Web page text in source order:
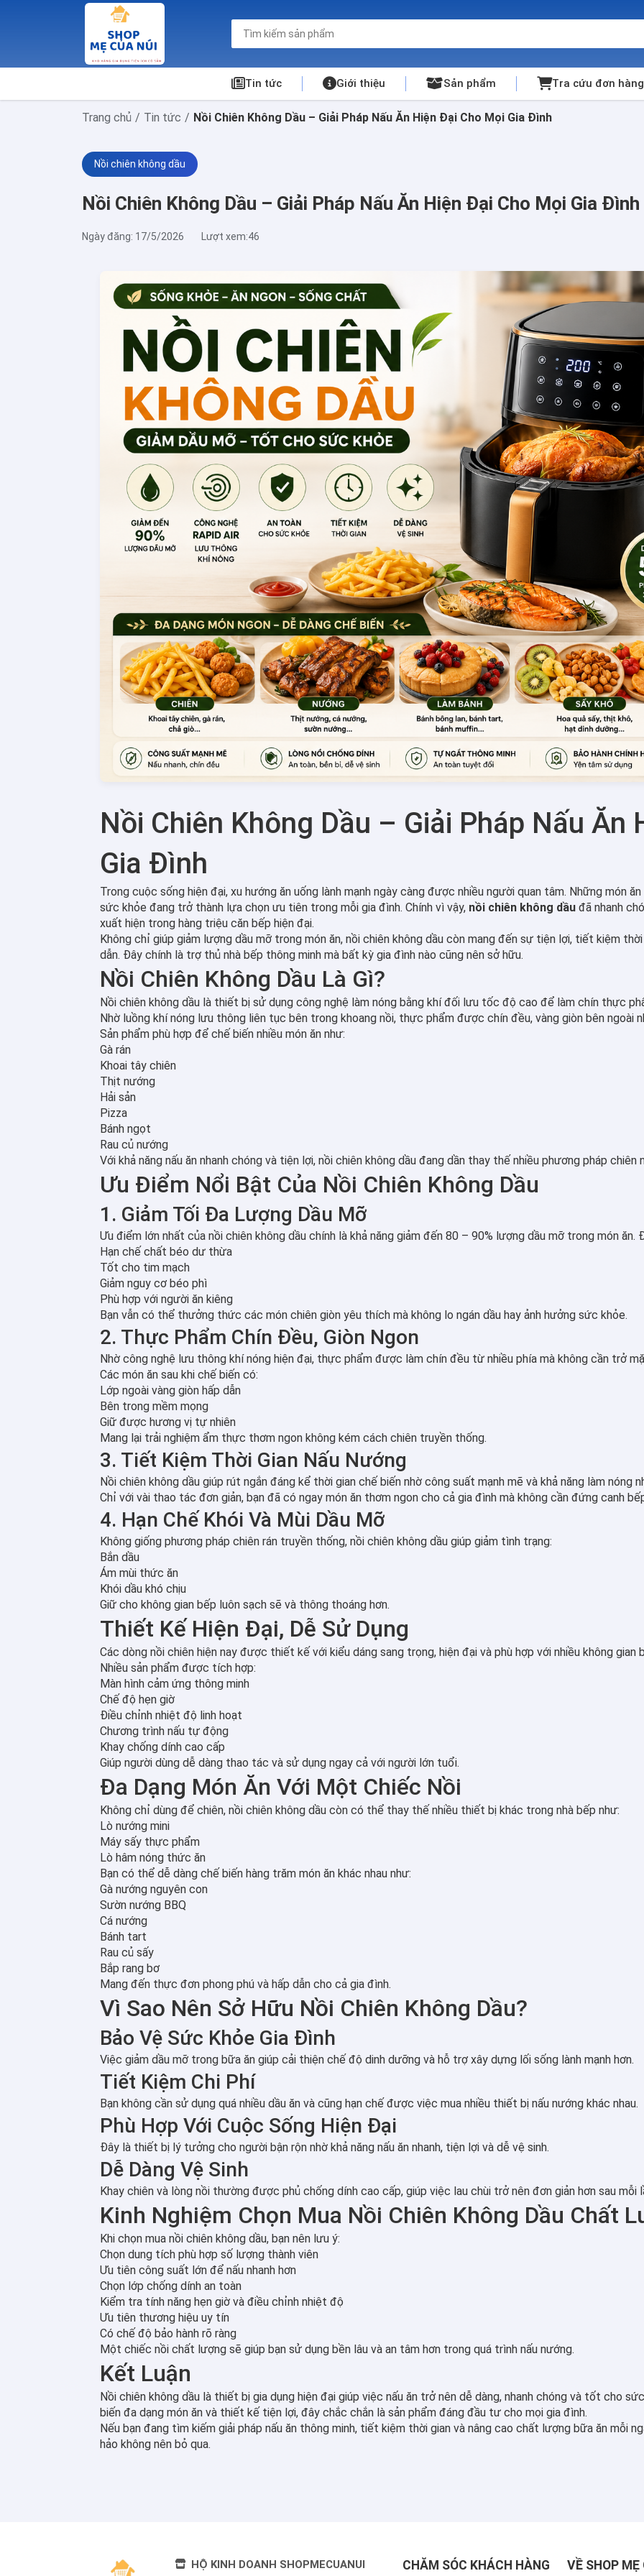
Tin tức Giới thiệu Sản phẩm Tra cứu đơn hàng
Trang chủ Tin tức Nồi Chiên Không Dầu – Giải Pháp Nấu Ăn Hiện Đại Cho Mọi Gia Đình
Nồi chiên không dầu
Nồi Chiên Không Dầu – Giải Pháp Nấu Ăn Hiện Đại Cho Mọi Gia Đình
Ngày đăng: 17/5/2026 Lượt xem:46
Nồi Chiên Không Dầu – Giải Pháp Nấu Ăn
Gia Đình
Trong cuộc sống hiện đại, xu hướng ăn uống lành mạnh ngày càng được nhiều người quan tâm. Những món
sức khỏe đang trở thành lựa chọn ưu tiên trong mỗi gia đình. Chính vì vậy, nồi chiên không dầu đã nhanh
xuất hiện trong hàng triệu căn bếp hiện đại.
Không chỉ giúp giảm lượng dầu mỡ trong món ăn, nồi chiên không dầu còn mang đến sự tiện lợi, tiết kiệm
dẫn. Đây chính là trợ thủ nhà bếp thông minh mà bất kỳ gia đình nào cũng nên sở hữu.
Nồi Chiên Không Dầu Là Gì?
Nồi chiên không dầu là thiết bị sử dụng công nghệ làm nóng bằng khí đối lưu tốc độ cao để làm chín thực
Nhờ luồng khí nóng lưu thông liên tục bên trong khoang nồi, thực phẩm được chín đều, vàng giòn bên ngoài
Sản phẩm phù hợp để chế biến nhiều món ăn như:
Gà rán
Khoai tây chiên
Thịt nướng
Hải sản
Pizza
Bánh ngọt
Rau củ nướng
Với khả năng nấu ăn nhanh chóng và tiện lợi, nồi chiên không dầu đang dần thay thế nhiều phương pháp
Ưu Điểm Nổi Bật Của Nồi Chiên Không Dầu
1. Giảm Tối Đa Lượng Dầu Mỡ
Ưu điểm lớn nhất của nồi chiên không dầu chính là khả năng giảm đến 80 – 90% lượng dầu mỡ trong món ăn.
Hạn chế chất béo dư thừa
Tốt cho tim mạch
Giảm nguy cơ béo phì
Phù hợp với người ăn kiêng
Bạn vẫn có thể thưởng thức các món chiên giòn yêu thích mà không lo ngán dầu hay ảnh hưởng sức khỏe.
2. Thực Phẩm Chín Đều, Giòn Ngon
Nhờ công nghệ lưu thông khí nóng hiện đại, thực phẩm được làm chín đều từ nhiều phía mà không cần trở
Các món ăn sau khi chế biến có:
Lớp ngoài vàng giòn hấp dẫn
Bên trong mềm mọng
Giữ được hương vị tự nhiên
Mang lại trải nghiệm ẩm thực thơm ngon không kém cách chiên truyền thống.
3. Tiết Kiệm Thời Gian Nấu Nướng
Nồi chiên không dầu giúp rút ngắn đáng kể thời gian chế biến nhờ công suất mạnh mẽ và khả năng làm nóng
Chỉ với vài thao tác đơn giản, bạn đã có ngay món ăn thơm ngon cho cả gia đình mà không cần đứng canh
4. Hạn Chế Khói Và Mùi Dầu Mỡ
Không giống phương pháp chiên rán truyền thống, nồi chiên không dầu giúp giảm tình trạng:
Bắn dầu
Ám mùi thức ăn
Khói dầu khó chịu
Giữ cho không gian bếp luôn sạch sẽ và thông thoáng hơn.
Thiết Kế Hiện Đại, Dễ Sử Dụng
Các dòng nồi chiên hiện nay được thiết kế với kiểu dáng sang trọng, hiện đại và phù hợp với nhiều không gian
Nhiều sản phẩm được tích hợp:
Màn hình cảm ứng thông minh
Chế độ hẹn giờ
Điều chỉnh nhiệt độ linh hoạt
Chương trình nấu tự động
Khay chống dính cao cấp
Giúp người dùng dễ dàng thao tác và sử dụng ngay cả với người lớn tuổi.
Đa Dạng Món Ăn Với Một Chiếc Nồi
Không chỉ dùng để chiên, nồi chiên không dầu còn có thể thay thế nhiều thiết bị khác trong nhà bếp như:
Lò nướng mini
Máy sấy thực phẩm
Lò hâm nóng thức ăn
Bạn có thể dễ dàng chế biến hàng trăm món ăn khác nhau như:
Gà nướng nguyên con
Sườn nướng BBQ
Cá nướng
Bánh tart
Rau củ sấy
Bắp rang bơ
Mang đến thực đơn phong phú và hấp dẫn cho cả gia đình.
Vì Sao Nên Sở Hữu Nồi Chiên Không Dầu?
Bảo Vệ Sức Khỏe Gia Đình
Việc giảm dầu mỡ trong bữa ăn giúp cải thiện chế độ dinh dưỡng và hỗ trợ xây dựng lối sống lành mạnh hơn.
Tiết Kiệm Chi Phí
Bạn không cần sử dụng quá nhiều dầu ăn và cũng hạn chế được việc mua nhiều thiết bị nấu nướng khác nhau.
Phù Hợp Với Cuộc Sống Hiện Đại
Đây là thiết bị lý tưởng cho người bận rộn nhờ khả năng nấu ăn nhanh, tiện lợi và dễ vệ sinh.
Dễ Dàng Vệ Sinh
Khay chiên và lòng nồi thường được phủ chống dính cao cấp, giúp việc lau chùi trở nên đơn giản hơn sau mỗi
Kinh Nghiệm Chọn Mua Nồi Chiên Không Dầu Chất
Khi chọn mua nồi chiên không dầu, bạn nên lưu ý:
Chọn dung tích phù hợp số lượng thành viên
Ưu tiên công suất lớn để nấu nhanh hơn
Chọn lớp chống dính an toàn
Kiểm tra tính năng hẹn giờ và điều chỉnh nhiệt độ
Ưu tiên thương hiệu uy tín
Có chế độ bảo hành rõ ràng
Một chiếc nồi chất lượng sẽ giúp bạn sử dụng bền lâu và an tâm hơn trong quá trình nấu nướng.
Kết Luận
Nồi chiên không dầu là thiết bị gia dụng hiện đại giúp việc nấu ăn trở nên dễ dàng, nhanh chóng và tốt cho
biến đa dạng món ăn và thiết kế tiện lợi, đây chắc chắn là sản phẩm đáng đầu tư cho mọi gia đình.
Nếu bạn đang tìm kiếm giải pháp nấu ăn thông minh, tiết kiệm thời gian và nâng cao chất lượng bữa ăn mỗi
hảo không nên bỏ qua.
HỘ KINH DOANH SHOPMECUANUI CHĂM SÓC KHÁCH HÀNG VỀ SHOP MẸ